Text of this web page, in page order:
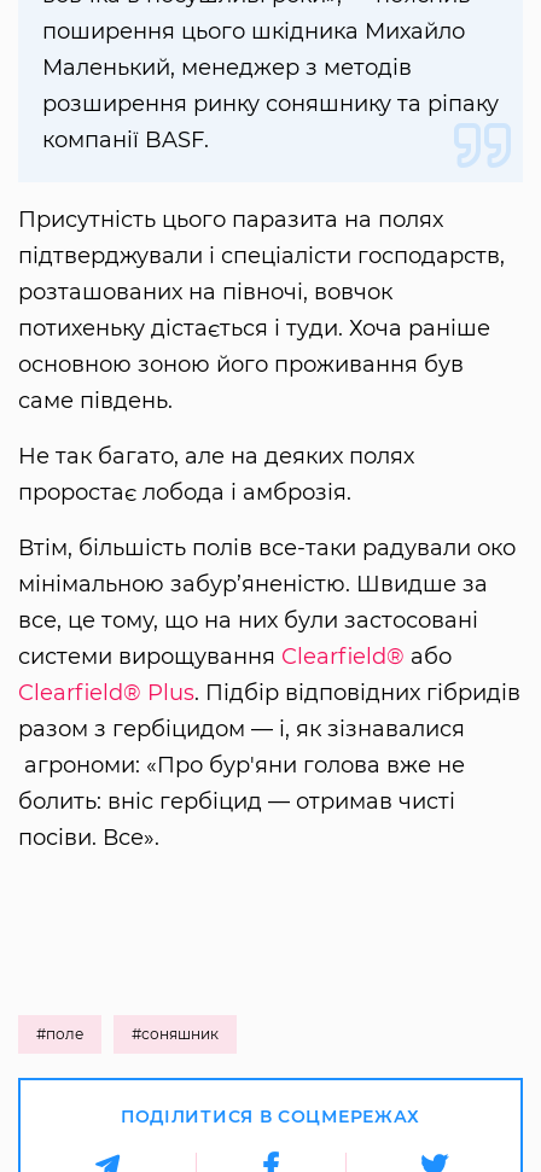
поширення цього шкідника Михайло
Маленький, менеджер з методів
розширення ринку соняшнику та ріпаку
компанії BASF.
Присутність цього паразита на полях
підтверджували і спеціалісти господарств,
розташованих на півночі, вовчок
потихеньку дістається і туди. Хоча раніше
основною зоною його проживання був
саме південь.
Не так багато, але на деяких полях
проростає лобода і амброзія.
Втім, більшість полів все-таки радували око
мінімальною забур’яненістю. Швидше за
все, це тому, що на них були застосовані
системи вирощування Clearfield® або
Clearfield® Plus. Підбір відповідних гібридів
разом з гербіцидом — і, як зізнавалися
агрономи: «Про бур'яни голова вже не
болить: вніс гербіцид — отримав чисті
посіви. Все».
#поле #соняшник
ПОДІЛИТИСЯ В СОЦМЕРЕЖАХ